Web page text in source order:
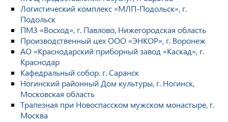
Логистический комплекс «МЛП-Подольск», г.
Подольск
ПМЗ «Восход», г. Павлово, Нижегородская область
Производственный цех ООО «ЭНКОР», г. Воронеж
АО «Краснодарский приборный завод «Каскад», г.
Краснодар
Кафедральный собор. г. Саранск
Ногинский районный Дом культуры, г. Ногинск,
Московская область
Трапезная при Новоспасском мужском монастыре, г.
Москва